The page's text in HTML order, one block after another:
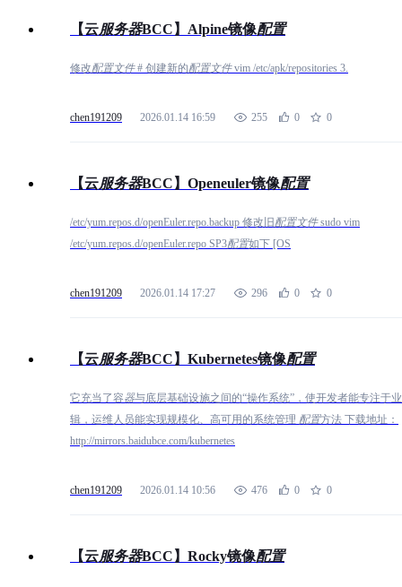
【云服务器BCC】Alpine镜像配置
修改配置文件# 创建新的配置文件 vim /etc/apk/repositories 3.
chen191209 2026.01.14 16:59 255 0 0
【云服务器BCC】Openeuler镜像配置
/etc/yum.repos.d/openEuler.repo.backup 修改旧 配置文件sudo vim
/etc/yum.repos.d/openEuler.repo SP3配置如下 [OS
chen191209 2026.01.14 17:27 296 0 0
【云服务器BCC】Kubernetes镜像配置
它充当了容器与底层基础设施之间的“操作系统”，使开发者能专注于业
辑，运维人员能实现规模化、高可用的系统管理 配置方法 下载地址：
http://mirrors.baidubce.com/kubernetes
chen191209 2026.01.14 10:56 476 0 0
【云服务器BCC】Rocky镜像配置